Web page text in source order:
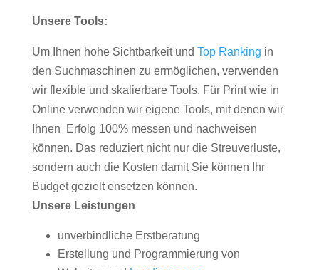
Unsere Tools:
Um Ihnen hohe Sichtbarkeit und Top Ranking in
den Suchmaschinen zu ermöglichen, verwenden
wir flexible und skalierbare Tools. Für Print wie in
Online verwenden wir eigene Tools, mit denen wir
Ihnen Erfolg 100% messen und nachweisen
können. Das reduziert nicht nur die Streuverluste,
sondern auch die Kosten damit Sie können Ihr
Budget gezielt ensetzen können.
Unsere Leistungen
unverbindliche Erstberatung
Erstellung und Programmierung von